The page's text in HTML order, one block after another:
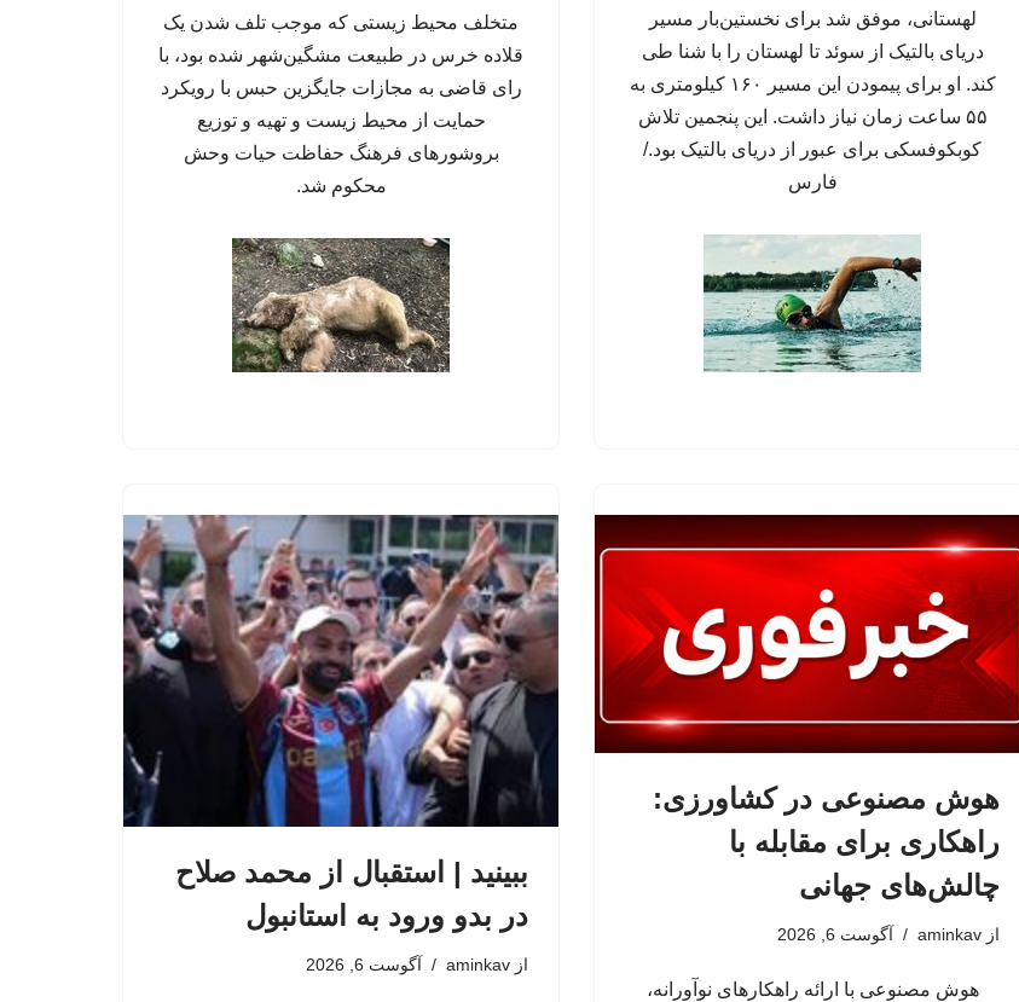
لهستانی، موفق شد برای نخستین‌بار مسیر
دریای بالتیک از سوئد تا لهستان را با شنا طی
کند. او برای پیمودن این مسیر ۱۶۰ کیلومتری به
۵۵ ساعت زمان نیاز داشت. این پنجمین تلاش
کوبکوفسکی برای عبور از دریای بالتیک بود./
فارس
متخلف محیط زیستی که موجب تلف شدن یک
قلاده خرس در طبیعت مشگین‌شهر شده بود، با
رای قاضی به مجازات جایگزین حبس با رویکرد
حمایت از محیط زیست و تهیه و توزیع
بروشورهای فرهنگ حفاظت حیات وحش
محکوم شد.
هوش مصنوعی در کشاورزی:
راهکاری برای مقابله با
چالش‌های جهانی
از aminkav آگوست 6, 2026
هوش مصنوعی با ارائه راهکارهای نوآورانه،
ببینید | استقبال از محمد صلاح
در بدو ورود به استانبول
از aminkav آگوست 6, 2026